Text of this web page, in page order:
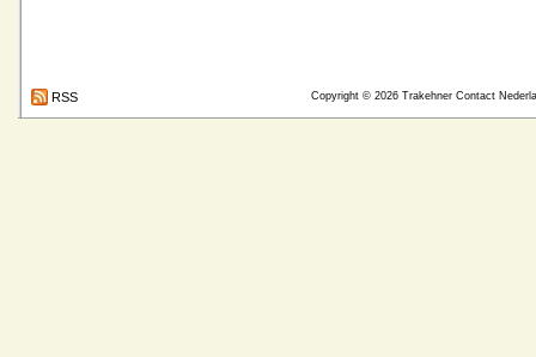
Copyright © 2026 Trakehner Contact
RSS